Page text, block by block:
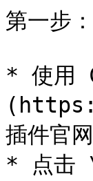
第一步
* 使用
插件官网
* 点击